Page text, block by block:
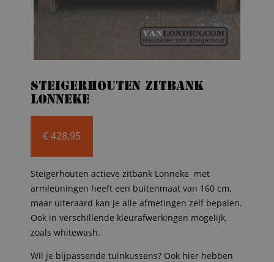
Steigerhouten zitbank
Lonneke
€428,95
Steigerhouten actieve zitbank Lonneke met
armleuningen heeft een buitenmaat van 160 cm,
maar uiteraard kan je alle afmetingen zelf bepalen.
Ook in verschillende kleurafwerkingen mogelijk,
zoals whitewash.
Wil je bijpassende tuinkussens? Ook hier hebben